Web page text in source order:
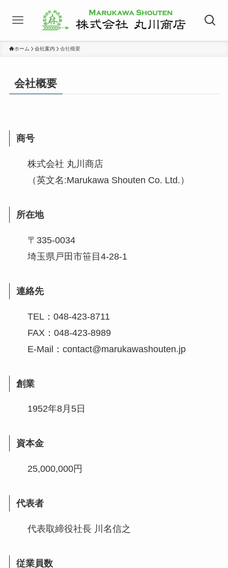
ホーム 会社案内 会社概要
会社概要
商号
株式会社 丸川商店
（英文名:Marukawa Shouten Co. Ltd.）
所在地
〒335-0034
埼玉県戸田市笹目4-28-1
連絡先
TEL：048-423-8711
FAX：048-423-8989
E-Mail：contact@marukawashouten.jp
創業
1952年8月5日
資本金
25,000,000円
代表者
代表取締役社長 川名信之
従業員数